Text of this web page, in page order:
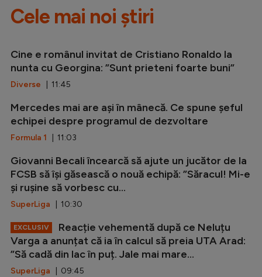
Cele mai noi știri
Cine e românul invitat de Cristiano Ronaldo la
nunta cu Georgina: ”Sunt prieteni foarte buni”
Diverse | 11:45
Mercedes mai are ași în mânecă. Ce spune șeful
echipei despre programul de dezvoltare
Formula 1 | 11:03
Giovanni Becali încearcă să ajute un jucător de la
FCSB să își găsească o nouă echipă: ”Săracul! Mi-e
și rușine să vorbesc cu...
SuperLiga | 10:30
EXCLUSIV
Reacție vehementă după ce Neluțu
Varga a anunțat că ia în calcul să preia UTA Arad:
”Să cadă din lac în puț. Jale mai mare...
SuperLiga | 09:45